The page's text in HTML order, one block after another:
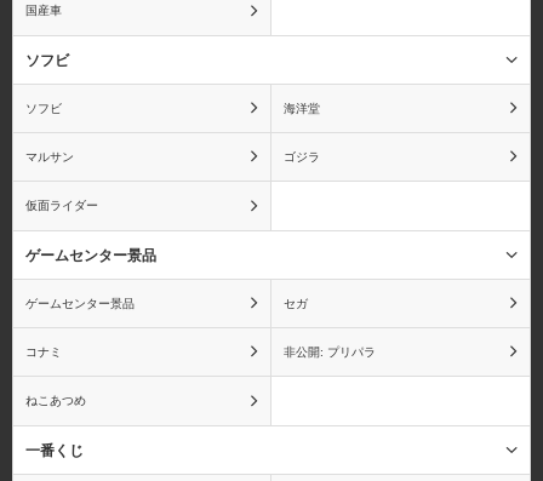
国産車
ソフビ
ソフビ 海洋堂
マルサン ゴジラ
仮面ライダー
ゲームセンター景品
ゲームセンター景品 セガ
コナミ 非公開: プリパラ
ねこあつめ
一番くじ